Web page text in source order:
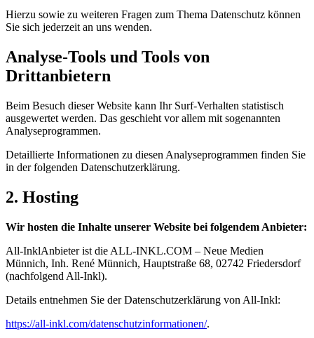
Hierzu sowie zu weiteren Fragen zum Thema Datenschutz können
Sie sich jederzeit an uns wenden.
Analyse-Tools und Tools von
Drittanbietern
Beim Besuch dieser Website kann Ihr Surf-Verhalten statistisch
ausgewertet werden. Das geschieht vor allem mit sogenannten
Analyseprogrammen.
Detaillierte Informationen zu diesen Analyseprogrammen finden Sie
in der folgenden Datenschutzerklärung.
2. Hosting
Wir hosten die Inhalte unserer Website bei folgendem Anbieter:
All-InklAnbieter ist die ALL-INKL.COM – Neue Medien
Münnich, Inh. René Münnich, Hauptstraße 68, 02742 Friedersdorf
(nachfolgend All-Inkl).
Details entnehmen Sie der Datenschutzerklärung von All-Inkl:
https://all-inkl.com/datenschutzinformationen/.